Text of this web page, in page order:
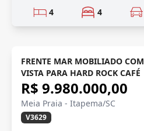
4 4
DECORADO/PRONTO
Vídeo
FRENTE MAR MOBILIADO COM
VISTA PARA HARD ROCK CAFÉ
R$ 9.980.000,00
Meia Praia - Itapema/SC
V3629